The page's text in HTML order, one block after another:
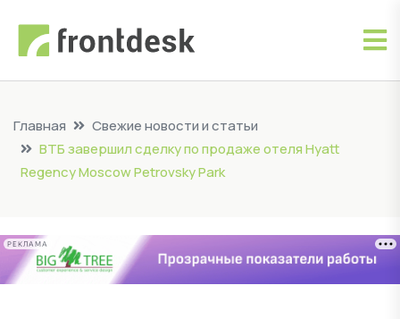
Главная
Свежие новости и статьи
ВТБ завершил сделку по продаже отеля Hyatt
Regency Moscow Petrovsky Park
РЕКЛАМА